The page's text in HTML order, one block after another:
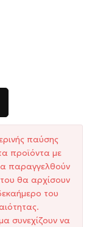
παύσης
προϊόντα με
παραγγελθούν
θα αρχίσουν
του
συνεχίζουν να